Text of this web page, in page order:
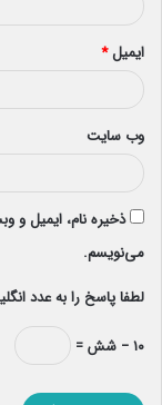
ایمیل*
وب‌ سایت
ذخیره نام، ایمیل و
می‌نویسم.
لطفا پاسخ را به عدد
۱۰ − شش =